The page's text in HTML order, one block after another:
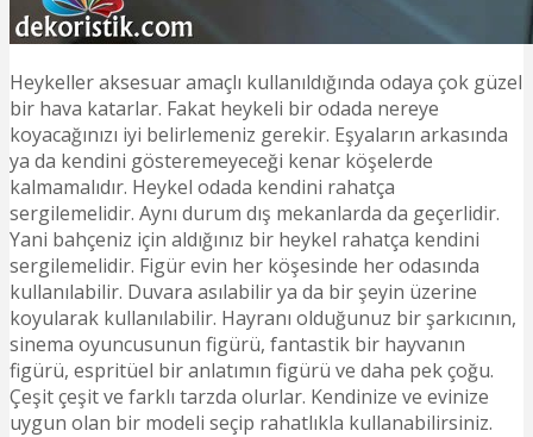
Heykeller aksesuar amaçlı kullanıldığında odaya çok güzel
bir hava katarlar. Fakat heykeli bir odada nereye
koyacağınızı iyi belirlemeniz gerekir. Eşyaların arkasında
ya da kendini gösteremeyeceği kenar köşelerde
kalmamalıdır. Heykel odada kendini rahatça
sergilemelidir. Aynı durum dış mekanlarda da geçerlidir.
Yani bahçeniz için aldığınız bir heykel rahatça kendini
sergilemelidir. Figür evin her köşesinde her odasında
kullanılabilir. Duvara asılabilir ya da bir şeyin üzerine
koyularak kullanılabilir. Hayranı olduğunuz bir şarkıcının,
sinema oyuncusunun figürü, fantastik bir hayvanın
figürü, espritüel bir anlatımın figürü ve daha pek çoğu.
Çeşit çeşit ve farklı tarzda olurlar. Kendinize ve evinize
uygun olan bir modeli seçip rahatlıkla kullanabilirsiniz.